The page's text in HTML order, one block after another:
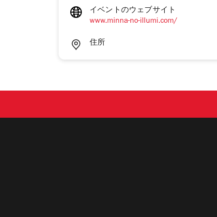
イベントのウェブサイト
www.minna-no-illumi.com/
住所